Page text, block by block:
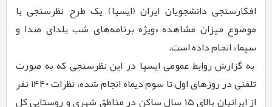
افکارسنجی دانشجویان ایران (ایسپا) یک طرح نظرسنجی با
موضوع ‏میزان مشاهده «ویژه برنامه‌های شب یلدای صدا و
سیما» انجام داده است. ‏
به گزارش روابط عمومی ایسپا در این نظرسنجی که به صورت
تلفنی در روزهای اول ‏تا سوم دیماه انجام شده، نظرات ۱۴۴۰ نفر
از ایرانیان بالای ۱۵ سال ساکن در مناطق ‏شهری و روستایی کل